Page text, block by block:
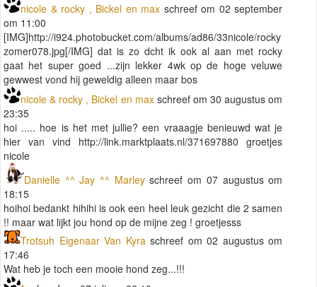
nicole & rocky , Bickel en max schreef om 02 september
om 11:00
[IMG]http://i924.photobucket.com/albums/ad86/33nicole/rocky
zomer078.jpg[/IMG] dat is zo dcht ik ook al aan met rocky
gaat het super goed ...zijn lekker 4wk op de hoge veluwe
gewwest vond hij geweldig alleen maar bos
nicole & rocky , Bickel en maxschreef om 30 augustus om
23:35
hoi ..... hoe is het met jullie? een vraaagje benieuwd wat je
hier van vind http://link.marktplaats.nl/371697880 groetjes
nicole
Danielle ^^ Jay ^^ Marleyschreef om 07 augustus om
18:15
hoihoi bedankt hihihi is ook een heel leuk gezicht die 2 samen
!! maar wat lijkt jou hond op de mijne zeg ! groetjesss
Trotsuh Eigenaar Van Kyra schreef om 02 augustus om
17:46
Wat heb je toch een mooie hond zeg...!!!